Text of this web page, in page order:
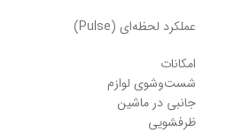
عملکرد لحظه‌ای (Pulse)
امکانات
شست‌وشوی لوازم
جانبی در ماشین
ظرفشویی